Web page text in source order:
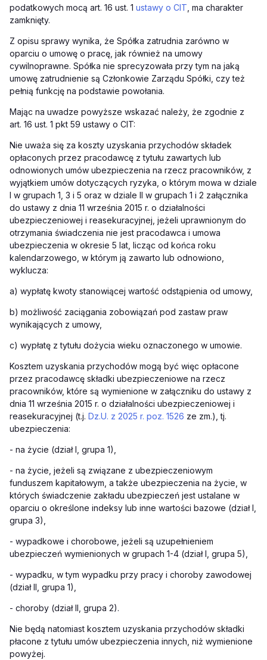
podatkowych mocą art. 16 ust. 1 ustawy o CIT , ma charakter
zamknięty.
Z opisu sprawy wynika, że Spółka zatrudnia zarówno w
oparciu o umowę o pracę, jak również na umowy
cywilnoprawne. Spółka nie sprecyzowała przy tym na jaką
umowę zatrudnienie są Członkowie Zarządu Spółki, czy też
pełnią funkcję na podstawie powołania.
Mając na uwadze powyższe wskazać należy, że zgodnie z
art. 16 ust. 1 pkt 59 ustawy o CIT:
Nie uważa się za koszty uzyskania przychodów składek
opłaconych przez pracodawcę z tytułu zawartych lub
odnowionych umów ubezpieczenia na rzecz pracowników, z
wyjątkiem umów dotyczących ryzyka, o którym mowa w dziale
I w grupach 1, 3 i 5 oraz w dziale II w grupach 1 i 2 załącznika
do ustawy z dnia 11 września 2015 r. o działalności
ubezpieczeniowej i reasekuracyjnej, jeżeli uprawnionym do
otrzymania świadczenia nie jest pracodawca i umowa
ubezpieczenia w okresie 5 lat, licząc od końca roku
kalendarzowego, w którym ją zawarto lub odnowiono,
wyklucza:
a) wypłatę kwoty stanowiącej wartość odstąpienia od umowy,
b) możliwość zaciągania zobowiązań pod zastaw praw
wynikających z umowy,
c) wypłatę z tytułu dożycia wieku oznaczonego w umowie.
Kosztem uzyskania przychodów mogą być więc opłacone
przez pracodawcę składki ubezpieczeniowe na rzecz
pracowników, które są wymienione w załączniku do ustawy z
dnia 11 września 2015 r. o działalności ubezpieczeniowej i
reasekuracyjnej (t.j. Dz.U. z 2025 r. poz. 1526 ze zm.), tj.
ubezpieczenia:
- na życie (dział I, grupa 1),
- na życie, jeżeli są związane z ubezpieczeniowym
funduszem kapitałowym, a także ubezpieczenia na życie, w
których świadczenie zakładu ubezpieczeń jest ustalane w
oparciu o określone indeksy lub inne wartości bazowe (dział I,
grupa 3),
- wypadkowe i chorobowe, jeżeli są uzupełnieniem
ubezpieczeń wymienionych w grupach 1-4 (dział I, grupa 5),
- wypadku, w tym wypadku przy pracy i choroby zawodowej
(dział II, grupa 1),
- choroby (dział II, grupa 2).
Nie będą natomiast kosztem uzyskania przychodów składki
płacone z tytułu umów ubezpieczenia innych, niż wymienione
powyżej.